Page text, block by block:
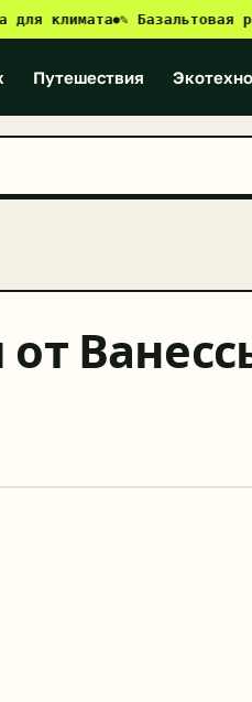
●✎ Базальтовая
Путешествия